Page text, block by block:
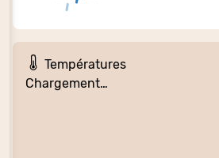
Températures
Chargement…